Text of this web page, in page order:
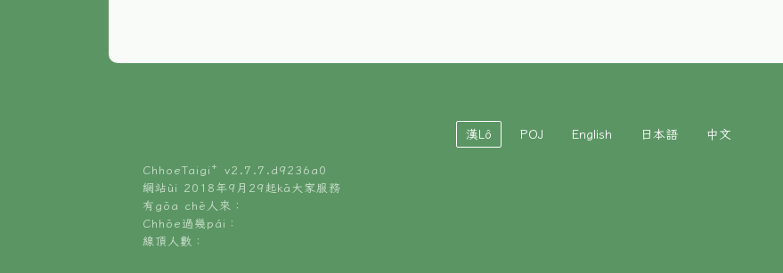
漢Lô POJ English 日本語 中文
ChhoeTaigi⁺ v2.7.7.d9236a0
網站ùi 2018年9月29起kā大家服務
有gōa chē人來：
Chhōe過幾pái：
線頂人數：